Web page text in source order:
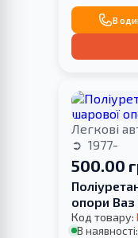
В
Легкові
1977-
500.00
опори Ваз
Код товару:
В наявності: